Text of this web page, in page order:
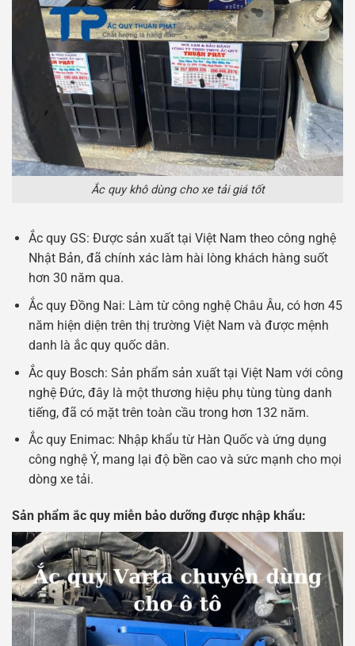
Ắc quy khô dùng cho xe tải giá tốt
Ắc quy GS: Được sản xuất tại Việt Nam theo công nghệ
Nhật Bản, đã chính xác làm hài lòng khách hàng suốt
hơn 30 năm qua.
Ắc quy Đồng Nai: Làm từ công nghệ Châu Âu, có hơn 45
năm hiện diện trên thị trường Việt Nam và được mệnh
danh là ắc quy quốc dân.
Ắc quy Bosch: Sản phẩm sản xuất tại Việt Nam với công
nghệ Đức, đây là một thương hiệu phụ tùng tùng danh
tiếng, đã có mặt trên toàn cầu trong hơn 132 năm.
Ắc quy Enimac: Nhập khẩu từ Hàn Quốc và ứng dụng
công nghệ Ý, mang lại độ bền cao và sức mạnh cho mọi
dòng xe tải.
Sản phẩm ắc quy miễn bảo dưỡng được nhập khẩu: